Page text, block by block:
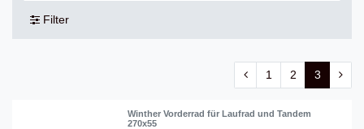
Filter
1 2 3
Winther Vorderrad für Laufrad und Tandem
270x55